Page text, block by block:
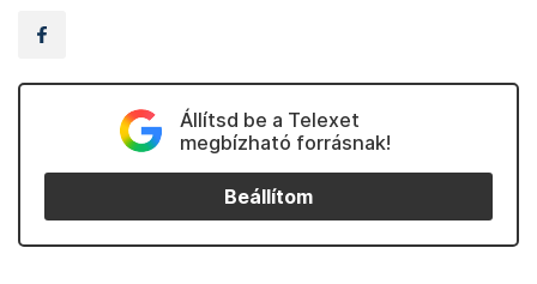
Állítsd be a Telexet
megbízható forrásnak!
Beállítom